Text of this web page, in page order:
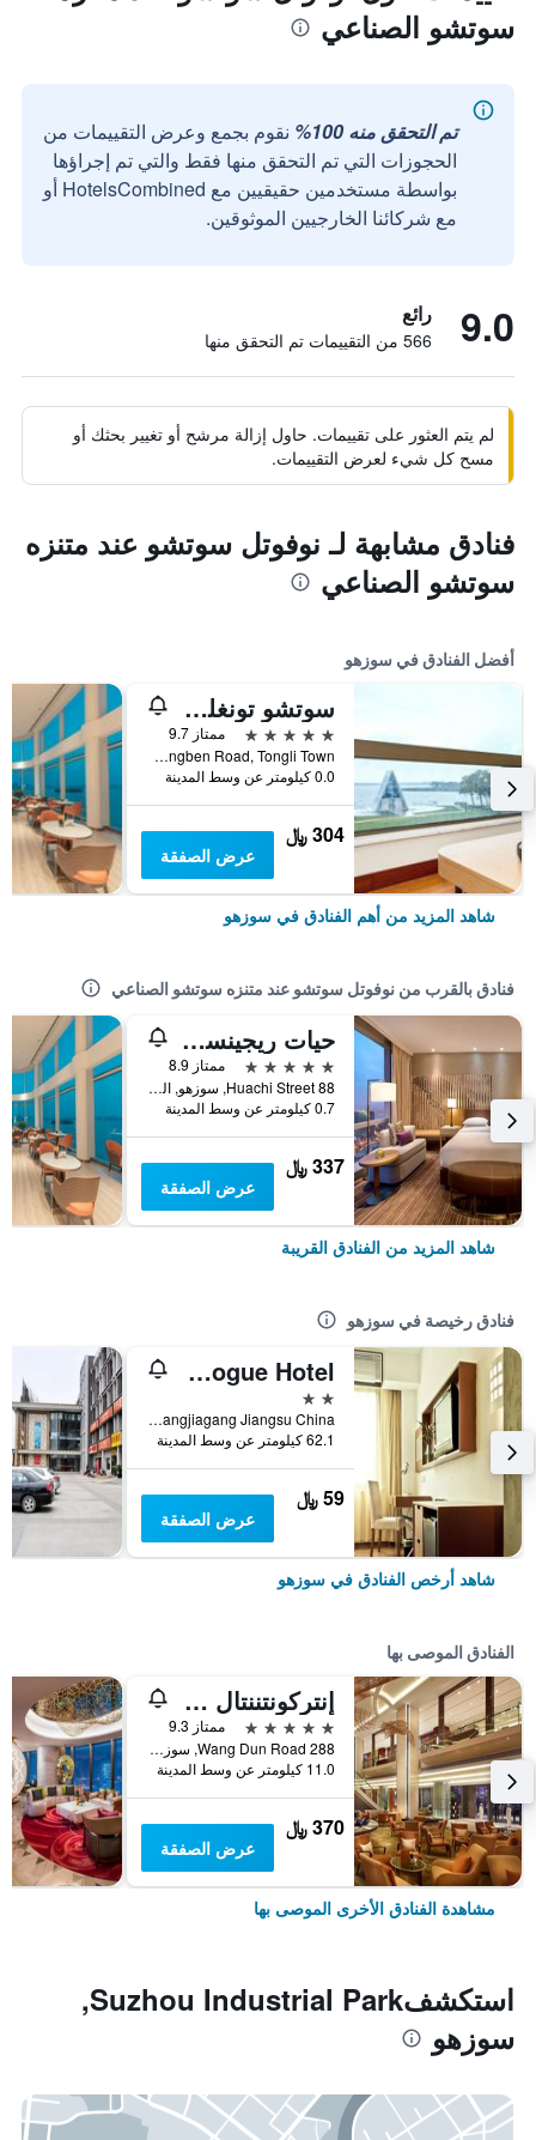
سوتشو الصناعي
تم التحقق منه 100%
نقوم بجمع وعرض التقييمات من
الحجوزات التي تم التحقق منها فقط والتي تم إجراؤها
بواسطة مستخدمين حقيقيين مع HotelsCombined أو
مع شركائنا الخارجيين الموثوقين.
9.0 رائع
566 من التقييمات تم التحقق منها
لم يتم العثور على تقييمات. حاول إزالة مرشح أو تغيير بحثك أو
مسح كل شيء لعرض التقييمات.
فنادق مشابهة لـ نوفوتل سوتشو عند متنزه
سوتشو الصناعي
أفضل الفنادق في سوزهو
سوتشو تونغلي ليك فيو هوتل
5 نجوم
ممتاز 9.7
No. 8 Chongben Road, Tongli Town, سوزهو, الصين
0.0 كيلومتر عن وسط المدينة
304 ﷼
عرض الصفقة
شاهد المزيد من أهم الفنادق في سوزهو
فنادق بالقرب من نوفوتل سوتشو عند متنزه سوتشو الصناعي
حيات ريجينسي سوزو
5 نجوم
ممتاز 8.9
88 Huachi Street, سوزهو, الصين
0.7 كيلومتر عن وسط المدينة
337 ﷼
عرض الصفقة
شاهد المزيد من الفنادق القريبة
فنادق رخيصة في سوزهو
Zhangjiagang Newstay Vogue Hotel
2 نجمتين
No.84 Chang'an South Rd. Zhangjiagang Jiangsu China, سوزهو, الصين
62.1 كيلومتر عن وسط المدينة
59 ﷼
عرض الصفقة
شاهد أرخص الفنادق في سوزهو
الفنادق الموصى بها
إنتركونتننتال سوتشو باي آيتش جي
5 نجوم
ممتاز 9.3
288 Wang Dun Road, سوزهو, الصين
11.0 كيلومتر عن وسط المدينة
370 ﷼
عرض الصفقة
مشاهدة الفنادق الأخرى الموصى بها
استكشفSuzhou Industrial Park,
سوزهو